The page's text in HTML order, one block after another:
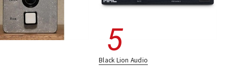
Black Lion Audio